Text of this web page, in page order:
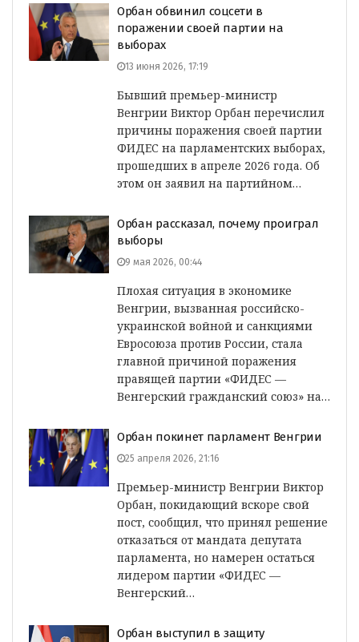
Орбан обвинил соцсети в
поражении своей партии на
выборах
13 июня 2026, 17:19
Бывший премьер-министр
Венгрии Виктор Орбан перечислил
причины поражения своей партии
ФИДЕС на парламентских выборах,
прошедших в апреле 2026 года. Об
этом он заявил на партийном…
Орбан рассказал, почему проиграл
выборы
9 мая 2026, 00:44
Плохая ситуация в экономике
Венгрии, вызванная российско-
украинской войной и санкциями
Евросоюза против России, стала
главной причиной поражения
правящей партии «ФИДЕС —
Венгерский гражданский союз» на…
Орбан покинет парламент Венгрии
25 апреля 2026, 21:16
Премьер-министр Венгрии Виктор
Орбан, покидающий вскоре свой
пост, сообщил, что принял решение
отказаться от мандата депутата
парламента, но намерен остаться
лидером партии «ФИДЕС —
Венгерский…
Орбан выступил в защиту